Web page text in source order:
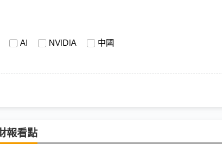
AI NVIDIA 中國
報看點